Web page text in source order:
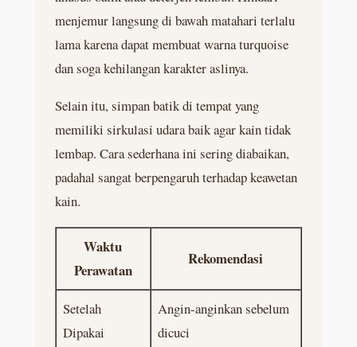
menjemur langsung di bawah matahari terlalu
lama karena dapat membuat warna turquoise
dan soga kehilangan karakter aslinya.
Selain itu, simpan batik di tempat yang
memiliki sirkulasi udara baik agar kain tidak
lembap. Cara sederhana ini sering diabaikan,
padahal sangat berpengaruh terhadap keawetan
kain.
Waktu
Perawatan
Rekomendasi
Setelah
Dipakai
Angin-anginkan sebelum
dicuci